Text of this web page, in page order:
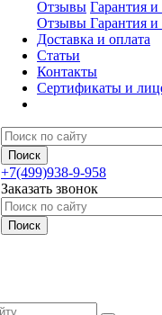
Отзывы Гарантия и
Отзывы Гарантия и
Доставка и оплата
Статьи
Контакты
Сертификаты и
+7(499)938-9-958
Заказать звонок